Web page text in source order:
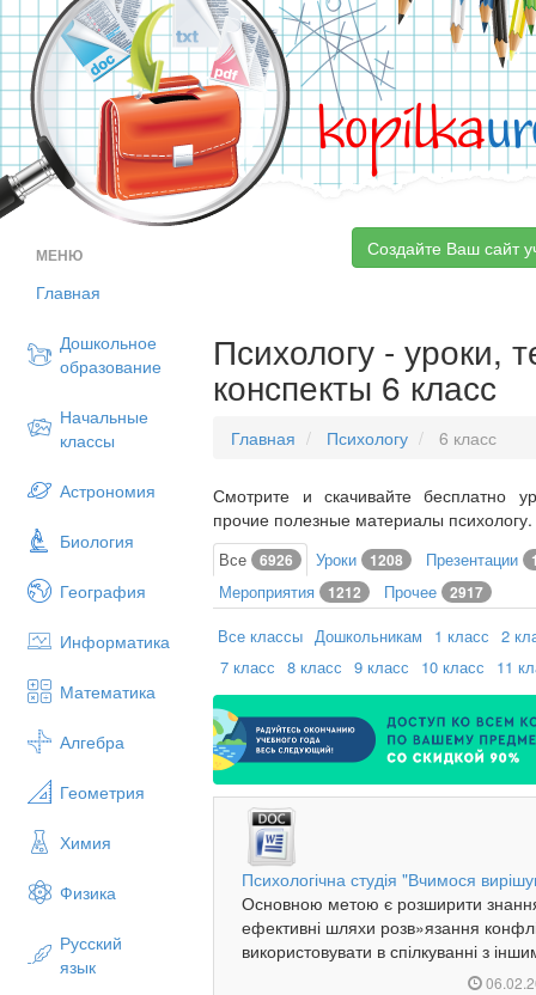
kopilka
МЕНЮ
Главная
Дошкольное
образование
Начальные
классы
Астрономия
Биология
География
Информатика
Математика
Алгебра
Геометрия
Химия
Физика
Русский
язык
Создайте Ваш сайт
Психологу - уроки,
конспекты 6 класс
Главная Психологу 6 класс
Смотрите и скачивайте бесплатно
прочие полезные материалы психологу.
Все 6926 Уроки 1208 Презентации
Мероприятия 1212 Прочее 2917
Все классы Дошкольникам 1 класс 2
7 класс 8 класс 9 класс 10 класс 11
Психологічна студія "Вчимося
Основною метою є розширити
ефективні шляхи розв»язання
використовувати в спілкуванні з